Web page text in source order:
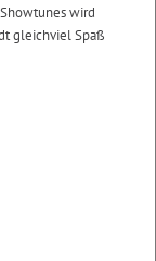
wird
gleichviel Spaß